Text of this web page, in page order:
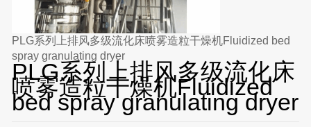
PLG系列上排风多级流化床喷雾造粒干燥机Fluidized bed
spray granulating dryer
PLG系列上排风多级流化床
喷雾造粒干燥机Fluidized
bed spray granulating dryer